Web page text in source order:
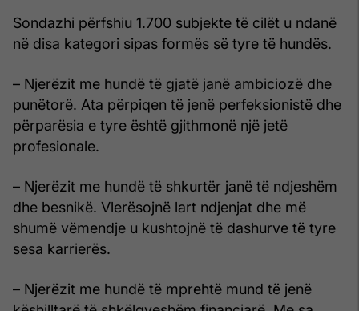
Sondazhi përfshiu 1.700 subjekte të cilët u ndanë
në disa kategori sipas formës së tyre të hundës.
– Njerëzit me hundë të gjatë janë ambiciozë dhe
punëtorë. Ata përpiqen të jenë perfeksionistë dhe
përparësia e tyre është gjithmonë një jetë
profesionale.
– Njerëzit me hundë të shkurtër janë të ndjeshëm
dhe besnikë. Vlerësojnë lart ndjenjat dhe më
shumë vëmendje u kushtojnë të dashurve të tyre
sesa karrierës.
– Njerëzit me hundë të mprehtë mund të jenë